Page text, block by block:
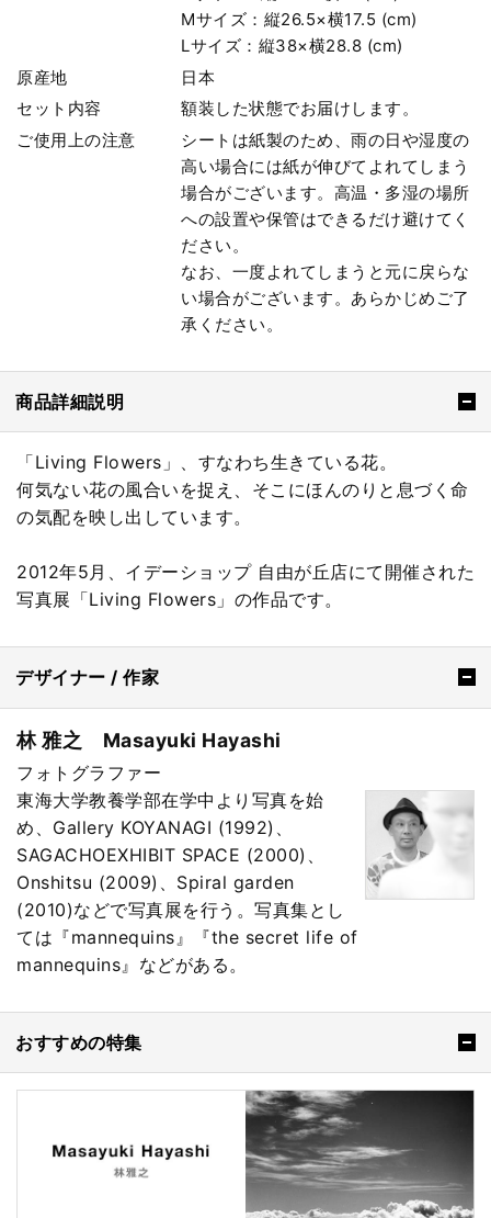
Mサイズ：縦26.5×横17.5 (cm)
Lサイズ：縦38×横28.8 (cm)
原産地
日本
セット内容
額装した状態でお届けします。
ご使用上の注意
シートは紙製のため、雨の日や湿度の
高い場合には紙が伸びてよれてしまう
場合がございます。高温・多湿の場所
への設置や保管はできるだけ避けてく
ださい。
なお、一度よれてしまうと元に戻らな
い場合がございます。あらかじめご了
承ください。
商品詳細説明
「Living Flowers」、すなわち生きている花。
何気ない花の風合いを捉え、そこにほんのりと息づく命
の気配を映し出しています。
2012年5月、イデーショップ 自由が丘店にて開催された
写真展「Living Flowers」の作品です。
デザイナー / 作家
林 雅之 Masayuki Hayashi
フォトグラファー
東海大学教養学部在学中より写真を始
め、Gallery KOYANAGI (1992)、
SAGACHOEXHIBIT SPACE (2000)、
Onshitsu (2009)、Spiral garden
(2010)などで写真展を行う。写真集とし
ては『mannequins』『the secret life of
mannequins』などがある。
おすすめの特集